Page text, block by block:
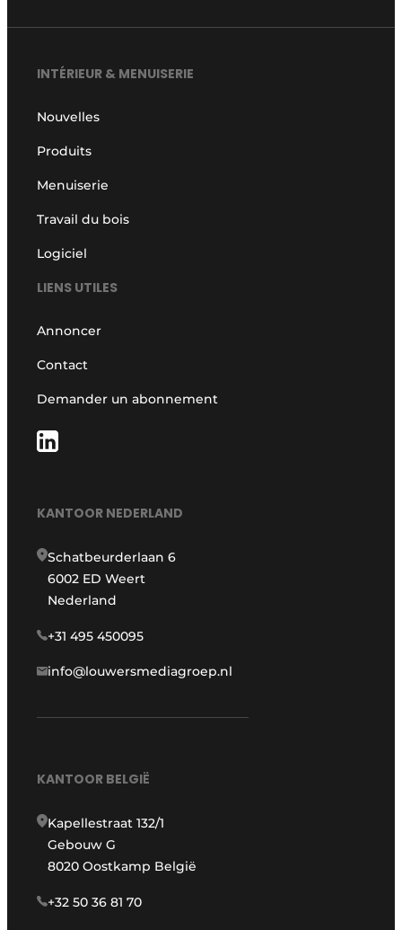
INTÉRIEUR & MENUISERIE
Nouvelles
Produits
Menuiserie
Travail du bois
Logiciel
LIENS UTILES
Annoncer
Contact
Demander un abonnement
KANTOOR NEDERLAND
Schatbeurderlaan 6
6002 ED Weert
Nederland
+31 495 450095
info@louwersmediagroep.nl
KANTOOR BELGIË
Kapellestraat 132/1
Gebouw G
8020 Oostkamp België
+32 50 36 81 70